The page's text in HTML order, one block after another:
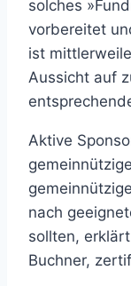
solches
vorbereitet
ist
Aussicht auf
Aktive
nach
sollten,
Buchner,